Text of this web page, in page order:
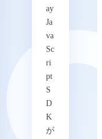
ay
Ja
va
Sc
ri
pt
S
D
K
が